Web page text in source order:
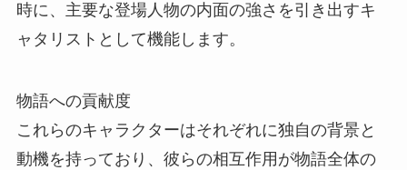
時に、主要な登場人物の内面の強さを引き出すキ
ャタリストとして機能します。
物語への貢献度
これらのキャラクターはそれぞれに独自の背景と
動機を持っており、彼らの相互作用が物語全体の